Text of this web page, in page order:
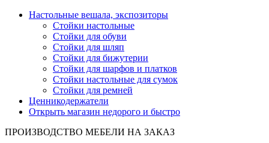
Настольные вешала, экспозиторы
Стойки настольные
Стойки для обуви
Стойки для шляп
Стойки для бижутерии
Стойки для шарфов и платков
Стойки настольные для сумок
Стойки для ремней
Ценникодержатели
Открыть магазин недорого и быстро
ПРОИЗВОДСТВО МЕБЕЛИ НА ЗАКАЗ